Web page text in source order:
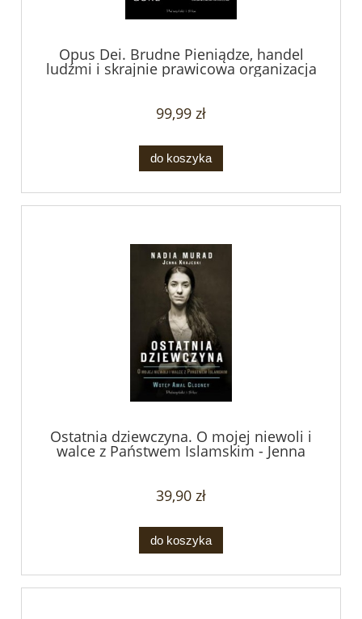
Opus Dei. Brudne Pieniądze, handel
ludźmi i skrajnie prawicowa organizacja
kościelna - Gareth Gore
99,99 zł
do koszyka
Ostatnia dziewczyna. O mojej niewoli i
walce z Państwem Islamskim - Jenna
39,90 zł
do koszyka